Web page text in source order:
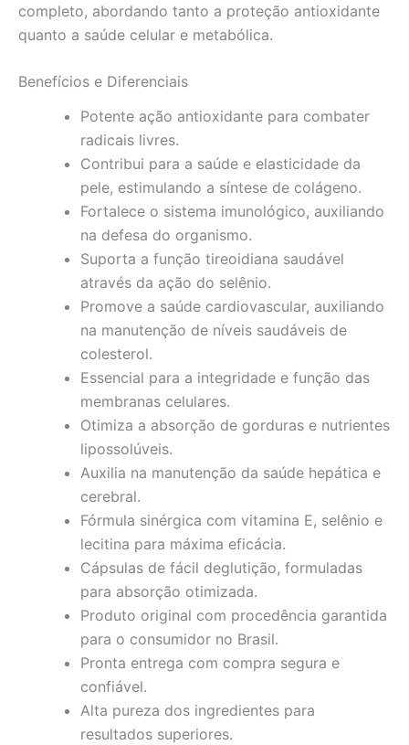
completo, abordando tanto a proteção antioxidante
quanto a saúde celular e metabólica.
Benefícios e Diferenciais
Potente ação antioxidante para combater
radicais livres.
Contribui para a saúde e elasticidade da
pele, estimulando a síntese de colágeno.
Fortalece o sistema imunológico, auxiliando
na defesa do organismo.
Suporta a função tireoidiana saudável
através da ação do selênio.
Promove a saúde cardiovascular, auxiliando
na manutenção de níveis saudáveis de
colesterol.
Essencial para a integridade e função das
membranas celulares.
Otimiza a absorção de gorduras e nutrientes
lipossolúveis.
Auxilia na manutenção da saúde hepática e
cerebral.
Fórmula sinérgica com vitamina E, selênio e
lecitina para máxima eficácia.
Cápsulas de fácil deglutição, formuladas
para absorção otimizada.
Produto original com procedência garantida
para o consumidor no Brasil.
Pronta entrega com compra segura e
confiável.
Alta pureza dos ingredientes para
resultados superiores.